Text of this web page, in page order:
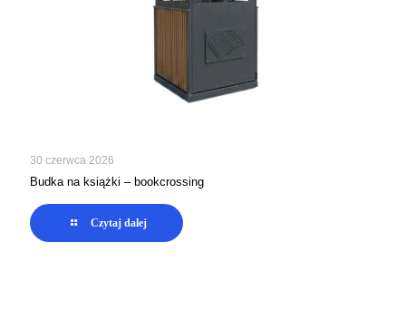
30 czerwca 2026
Budka na książki – bookcrossing
Czytaj dalej